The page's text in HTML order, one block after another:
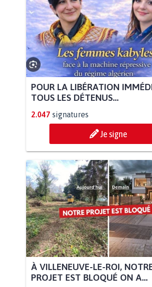
POUR LA LIBÉRATION
TOUS LES DÉTENUS...
2.047 signatures
Je signe
À VILLENEUVE-LE-ROI,
PROJET EST BLOQUÉ ON A...